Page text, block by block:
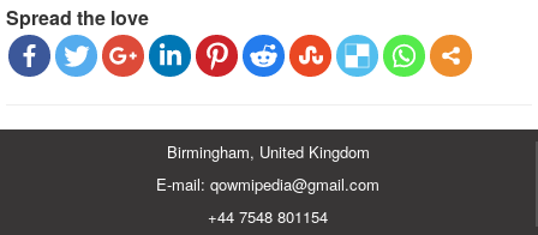
Spread the love
Birmingham, United Kingdom
E-mail: qowmipedia@gmail.com
+44 7548 801154